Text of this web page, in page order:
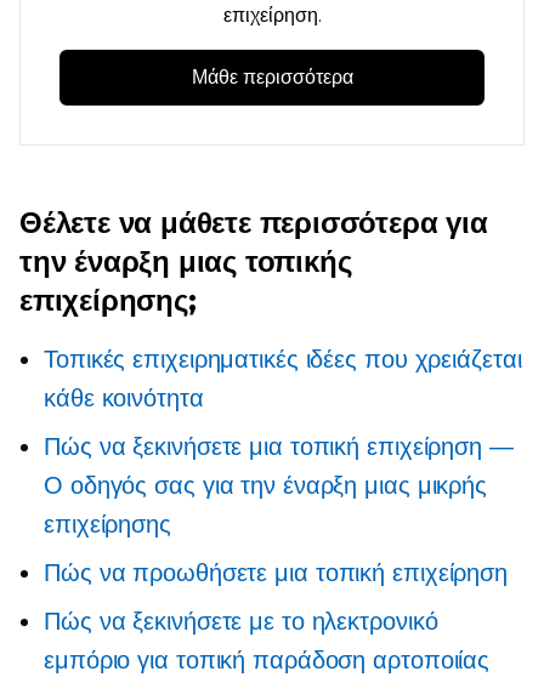
επιχείρηση.
Μάθε περισσότερα
Θέλετε να μάθετε περισσότερα για
την έναρξη μιας τοπικής
επιχείρησης;
Τοπικές επιχειρηματικές ιδέες που χρειάζεται
κάθε κοινότητα
Πώς να ξεκινήσετε μια τοπική επιχείρηση —
Ο οδηγός σας για την έναρξη μιας μικρής
επιχείρησης
Πώς να προωθήσετε μια τοπική επιχείρηση
Πώς να ξεκινήσετε με το ηλεκτρονικό
εμπόριο για τοπική παράδοση αρτοποιίας